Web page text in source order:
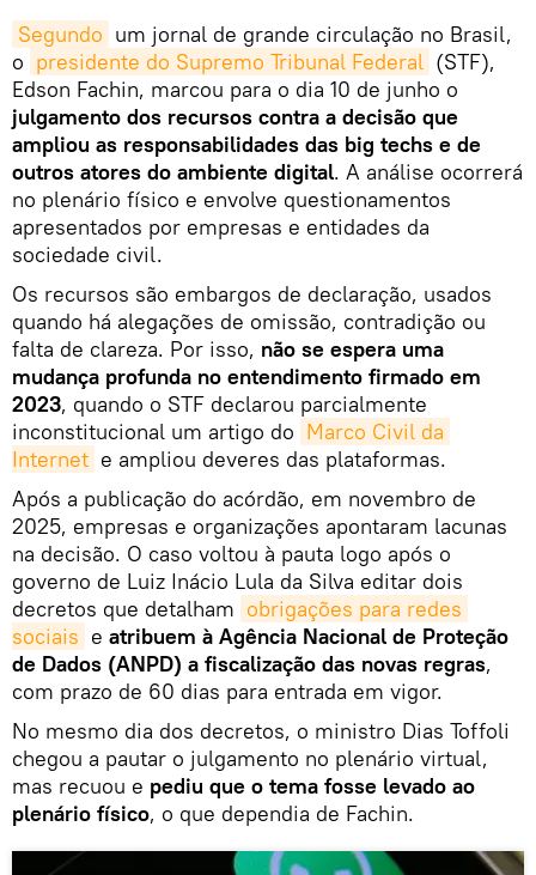
Segundo um jornal de grande circulação no Brasil,
o presidente do Supremo Tribunal Federal (STF),
Edson Fachin, marcou para o dia 10 de junho o
julgamento dos recursos contra a decisão que
ampliou as responsabilidades das big techs e de
outros atores do ambiente digital. A análise ocorrerá
no plenário físico e envolve questionamentos
apresentados por empresas e entidades da
sociedade civil.
Os recursos são embargos de declaração, usados
quando há alegações de omissão, contradição ou
falta de clareza. Por isso, não se espera uma
mudança profunda no entendimento firmado em
2023, quando o STF declarou parcialmente
inconstitucional um artigo do Marco Civil da
Internet e ampliou deveres das plataformas.
Após a publicação do acórdão, em novembro de
2025, empresas e organizações apontaram lacunas
na decisão. O caso voltou à pauta logo após o
governo de Luiz Inácio Lula da Silva editar dois
decretos que detalham obrigações para redes
sociais e atribuem à Agência Nacional de Proteção
de Dados (ANPD) a fiscalização das novas regras,
com prazo de 60 dias para entrada em vigor.
No mesmo dia dos decretos, o ministro Dias Toffoli
chegou a pautar o julgamento no plenário virtual,
mas recuou e pediu que o tema fosse levado ao
plenário físico, o que dependia de Fachin.